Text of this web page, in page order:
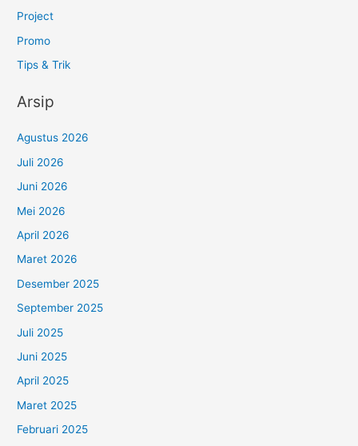
Project
Promo
Tips & Trik
Arsip
Agustus 2026
Juli 2026
Juni 2026
Mei 2026
April 2026
Maret 2026
Desember 2025
September 2025
Juli 2025
Juni 2025
April 2025
Maret 2025
Februari 2025